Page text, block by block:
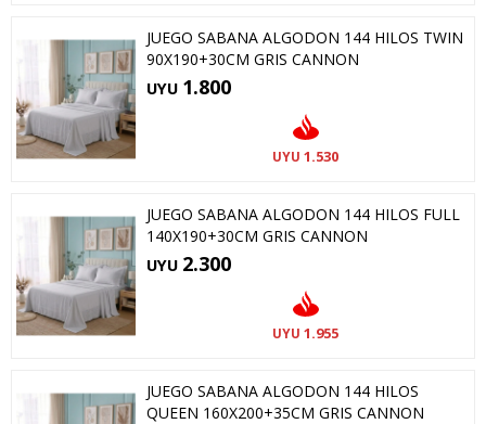
JUEGO SABANA ALGODON 144 HILOS TWIN
90X190+30CM GRIS CANNON
UYU 1.800
UYU 1.530
JUEGO SABANA ALGODON 144 HILOS FULL
140X190+30CM GRIS CANNON
UYU 2.300
UYU 1.955
JUEGO SABANA ALGODON 144 HILOS
QUEEN 160X200+35CM GRIS CANNON